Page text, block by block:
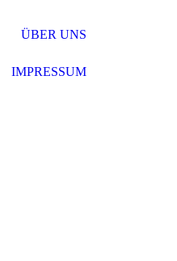
ÜBER UNS
IMPRESSUM